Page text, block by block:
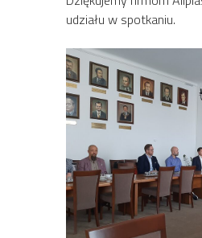
udziału w spotkaniu.